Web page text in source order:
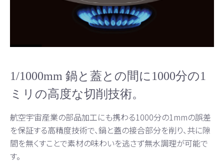
1/1000mm 鍋と蓋との間に1000分の1
ミリの高度な切削技術。
航空宇宙産業の部品加工にも携わる1000分の1mmの誤差
を保証する高精度技術で、鍋と蓋の接合部分を削り、共に隙
間を無くすことで素材の味わいを逃さず無水調理が可能で
す。